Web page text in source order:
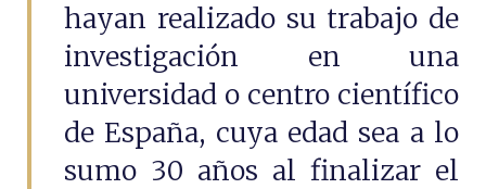
hayan realizado su trabajo de
investigación en una
universidad o centro científico
de España, cuya edad sea a lo
sumo 30 años al finalizar el